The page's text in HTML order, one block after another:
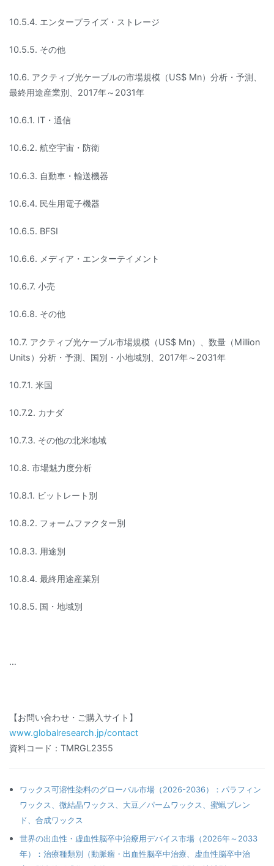
10.5.4. エンタープライズ・ストレージ
10.5.5. その他
10.6. アクティブ光ケーブルの市場規模（US$ Mn）分析・予測、
最終用途産業別、2017年～2031年
10.6.1. IT・通信
10.6.2. 航空宇宙・防衛
10.6.3. 自動車・輸送機器
10.6.4. 民生用電子機器
10.6.5. BFSI
10.6.6. メディア・エンターテイメント
10.6.7. 小売
10.6.8. その他
10.7. アクティブ光ケーブル市場規模（US$ Mn）、数量（Million
Units）分析・予測、国別・小地域別、2017年～2031年
10.7.1. 米国
10.7.2. カナダ
10.7.3. その他の北米地域
10.8. 市場魅力度分析
10.8.1. ビットレート別
10.8.2. フォームファクター別
10.8.3. 用途別
10.8.4. 最終用途産業別
10.8.5. 国・地域別
…
【お問い合わせ・ご購入サイト】
www.globalresearch.jp/contact
資料コード：TMRGL2355
ワックス可溶性染料のグローバル市場（2026-2036）：パラフィン
ワックス、微結晶ワックス、大豆／パームワックス、蜜蝋ブレン
ド、合成ワックス
世界の出血性・虚血性脳卒中治療用デバイス市場（2026年～2033
年）：治療種類別（動脈瘤・出血性脳卒中治療、虚血性脳卒中治